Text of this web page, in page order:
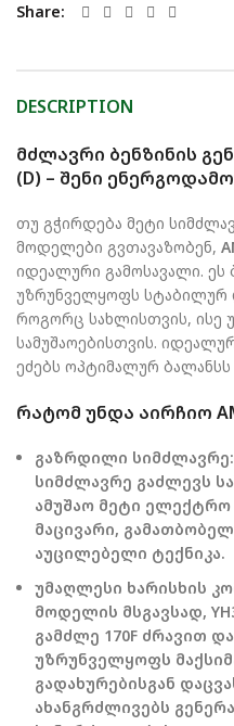
Share
DESCRIPTION
მძლავრი ბენზინის
(D) – შენი
თუ გჭირდება მეტი
მოდელები გვთავაზობენ,
იდეალური გამოსავალი. ეს
უზრუნველყოფს სტაბილურ
როგორც სახლისთვის,
სამუშაოებისთვის.
ეძებს ოპტიმალურ
რატომ უნდა აირჩიო
გაზრდილი სიმძლავრე:
სიმძლავრე გაძლევს
ამუშაო მეტი
მაცივარი,
აუცილებელი ტექნიკა.
უმაღლესი ხარისხის
მოდელის მსგავსად,
გამძლე 170F ძრავით
უზრუნველყოფს
გადახურებისგან
ახანგრძლივებს